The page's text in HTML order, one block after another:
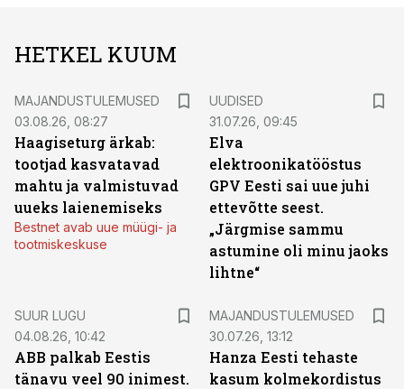
HETKEL KUUM
MAJANDUSTULEMUSED
03.08.26, 08:27
Haagiseturg ärkab:
tootjad kasvatavad
mahtu ja valmistuvad
uueks laienemiseks
Bestnet avab uue müügi- ja
tootmiskeskuse
UUDISED
31.07.26, 09:45
Elva
elektroonikatööstus
GPV Eesti sai uue juhi
ettevõtte seest.
„Järgmise sammu
astumine oli minu jaoks
lihtne“
SUUR LUGU
04.08.26, 10:42
ABB palkab Eestis
tänavu veel 90 inimest.
MAJANDUSTULEMUSED
30.07.26, 13:12
Hanza Eesti tehaste
kasum kolmekordistus